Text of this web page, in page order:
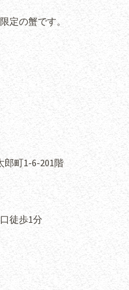
定の蟹です。
郎町1-6-201階
徒歩1分